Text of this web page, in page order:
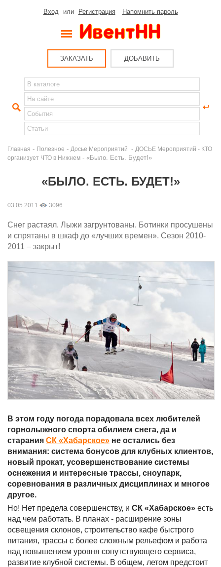
Вход или Регистрация Напомнить пароль
ЗАКАЗАТЬ ДОБАВИТЬ
Главная - Полезное - Досье Мероприятий - ДОСЬЕ Мероприятий - КТО
организует ЧТО в Нижнем - «Было. Есть. Будет!»
«БЫЛО. ЕСТЬ. БУДЕТ!»
03.05.2011 3096
Снег растаял. Лыжи загрунтованы. Ботинки просушены
и спрятаны в шкаф до «лучших времен». Сезон 2010-
2011 – закрыт!
В этом году погода порадовала всех любителей
горнолыжного спорта обилием снега, да и
старания СК «Хабарское» не остались без
внимания: система бонусов для клубных клиентов,
новый прокат, усовершенствование системы
оснежения и интересные трассы, сноупарк,
соревнования в различных дисциплинах и многое
другое.
Но! Нет предела совершенству, и СК «Хабарское» есть
над чем работать. В планах - расширение зоны
освещения склонов, строительство кафе быстрого
питания, трассы с более сложным рельефом и работа
над повышением уровня сопутствующего сервиса,
развитие клубной системы. В общем, летом предстоит